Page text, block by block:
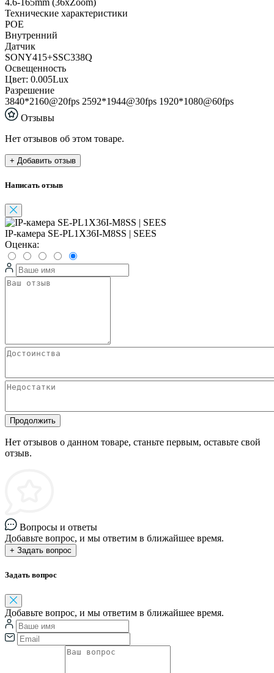
Технические характеристики
POE
Внутренний
Датчик
SONY415+SSC338Q
Освещенность
Цвет: 0.005Lux
Разрешение
3840*2160@20fps 2592*1944@30fps 1920*1080@60fps
Отзывы
Нет отзывов об этом товаре.
+ Добавить отзыв
Написать отзыв
IP-камера SE-PL1X36I-M8SS | SEES
Оценка:
Продолжить
Нет отзывов о данном товаре, станьте первым, оставьте свой
отзыв.
Вопросы и ответы
Добавьте вопрос, и мы ответим в ближайшее время.
+ Задать вопрос
Задать вопрос
Добавьте вопрос, и мы ответим в ближайшее время.